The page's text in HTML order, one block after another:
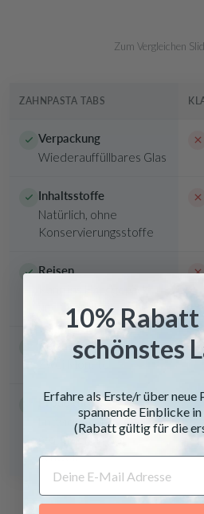
Zum Vergleichen
ZAHNPASTA TABS
Verpackung
Wiederauffüllbares Glas
Inhaltsstoffe
Natürlich, ohne
Konservierungsstoffe
Reisen
und überall mit
Reicht für
Produktion
Entwickelt und
produziert in der
Schweiz
10%
schönstes
Erfahre als Erste/r über neue
spannende Einblicke
(Rabatt gültig für die